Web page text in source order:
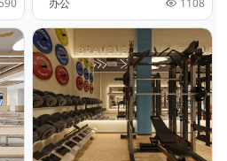
590 办公 1108